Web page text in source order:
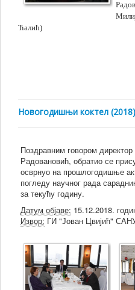
Ћалић)
Новогодишњи коктел (2018)
Поздравним говором
Радовановић, обратио се
осврнуо на прошлогодишње
погледу научног рада
за текућу годину.
Датум објаве: 15.12.2018.
Извор: ГИ "Јован Цвијић"